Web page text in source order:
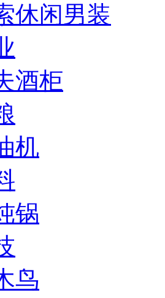
休闲男装
酒柜
机
锅
鸟